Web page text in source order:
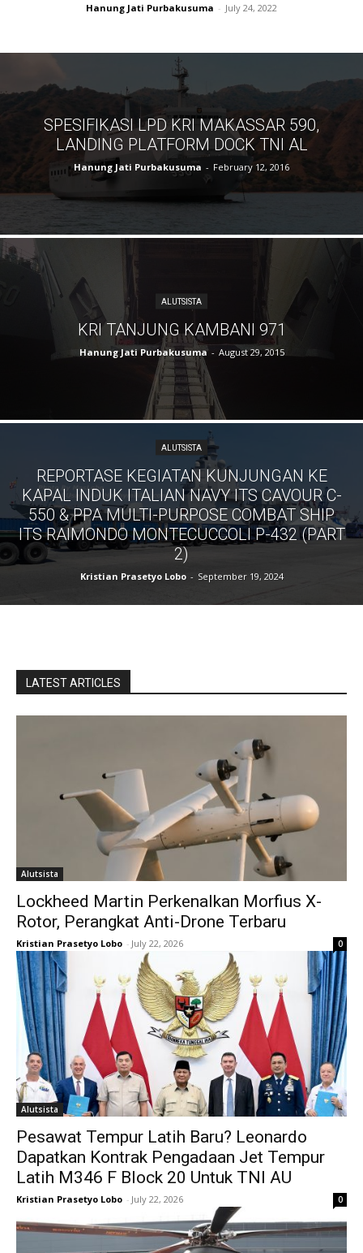
Hanung Jati Purbakusuma - July 24, 2022
SPESIFIKASI LPD KRI MAKASSAR 590,
LANDING PLATFORM DOCK TNI AL
Hanung Jati Purbakusuma - February 12, 2016
ALUTSISTA
KRI TANJUNG KAMBANI 971
Hanung Jati Purbakusuma - August 29, 2015
ALUTSISTA
REPORTASE KEGIATAN KUNJUNGAN KE
KAPAL INDUK ITALIAN NAVY ITS CAVOUR C-
550 & PPA MULTI-PURPOSE COMBAT SHIP
ITS RAIMONDO MONTECUCCOLI P-432 (PART
2)
Kristian Prasetyo Lobo - September 19, 2024
LATEST ARTICLES
Alutsista
Lockheed Martin Perkenalkan Morfius X-
Rotor, Perangkat Anti-Drone Terbaru
Kristian Prasetyo Lobo - July 22, 2026 0
Alutsista
Pesawat Tempur Latih Baru? Leonardo
Dapatkan Kontrak Pengadaan Jet Tempur
Latih M346 F Block 20 Untuk TNI AU
Kristian Prasetyo Lobo - July 22, 2026 0